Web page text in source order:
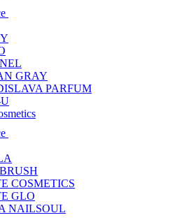
GRAY
PARFUM
COSMETICS
GLO
NAILSOUL